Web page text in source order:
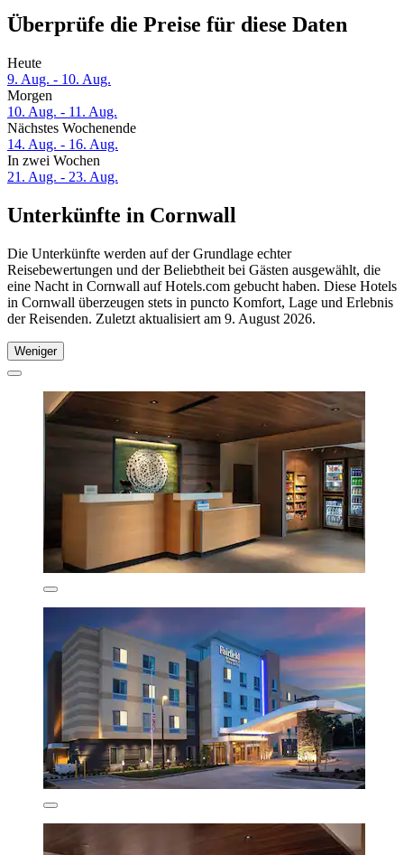
Überprüfe die Preise für diese Daten
Heute
9. Aug. - 10. Aug.
Morgen
10. Aug. - 11. Aug.
Nächstes Wochenende
14. Aug. - 16. Aug.
In zwei Wochen
21. Aug. - 23. Aug.
Unterkünfte in Cornwall
Die Unterkünfte werden auf der Grundlage echter
Reisebewertungen und der Beliebtheit bei Gästen ausgewählt, die
eine Nacht in Cornwall auf Hotels.com gebucht haben. Diese Hotels
in Cornwall überzeugen stets in puncto Komfort, Lage und Erlebnis
der Reisenden. Zuletzt aktualisiert am 9. August 2026.
Weniger